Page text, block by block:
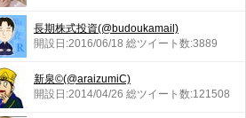
長期株式投資(@budoukamail)
開設日:2016/06/18 総ツイート数:3889
新泉©(@araizumiC)
開設日:2014/04/26 総ツイート数:121508